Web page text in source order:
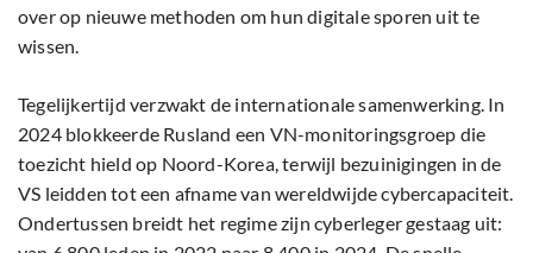
over op nieuwe methoden om hun digitale sporen uit te
wissen.
Tegelijkertijd verzwakt de internationale samenwerking. In
2024 blokkeerde Rusland een VN-monitoringsgroep die
toezicht hield op Noord-Korea, terwijl bezuinigingen in de
VS leidden tot een afname van wereldwijde cybercapaciteit.
Ondertussen breidt het regime zijn cyberleger gestaag uit: